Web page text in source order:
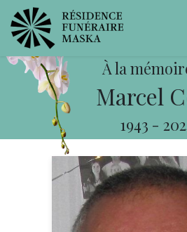
À la
Marcel
1943 -